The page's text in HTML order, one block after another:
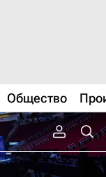
Общество